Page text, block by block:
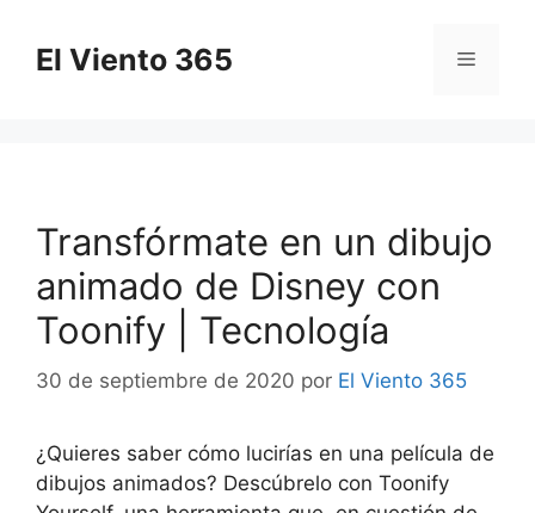
contenido
El Viento 365 Menú
Transfórmate en un dibujo
animado de Disney con
Toonify | Tecnología
30 de septiembre de 2020 por El Viento 365
¿Quieres saber cómo lucirías en una película de
dibujos animados? Descúbrelo con Toonify